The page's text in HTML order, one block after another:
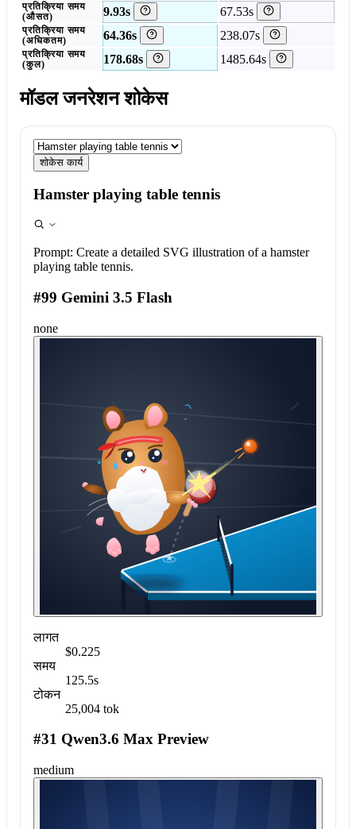
प्रतिक्रिया समय
(औसत)
9.93s 67.53s
प्रतिक्रिया समय
(अधिकतम)
64.36s 238.07s
प्रतिक्रिया समय
(कुल)
178.68s 1485.64s
मॉडल जनरेशन शोकेस
शोकेस कार्य
Hamster playing table tennis
Prompt: Create a detailed SVG illustration of a hamster
playing table tennis.
#99 Gemini 3.5 Flash
none
लागत
$0.225
समय
125.5s
टोकन
25,004 tok
#31 Qwen3.6 Max Preview
medium